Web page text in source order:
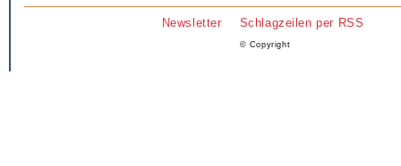
Newsletter Schlagzeilen per RSS
© Copyright